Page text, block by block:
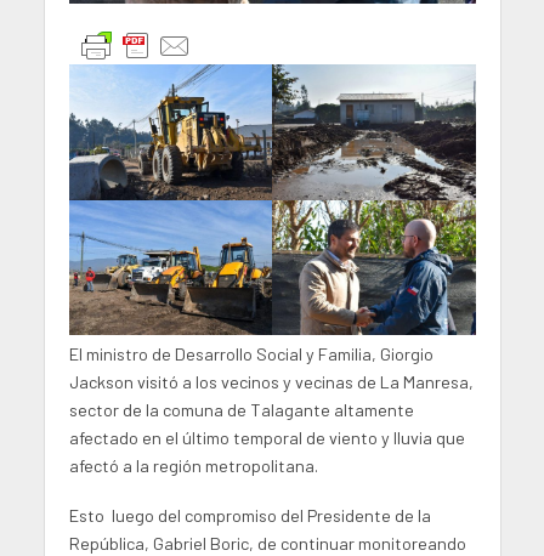
El ministro de Desarrollo Social y Familia, Giorgio
Jackson visitó a los vecinos y vecinas de La Manresa,
sector de la comuna de Talagante altamente
afectado en el último temporal de viento y lluvia que
afectó a la región metropolitana.
Esto luego del compromiso del Presidente de la
República, Gabriel Boric, de continuar monitoreando